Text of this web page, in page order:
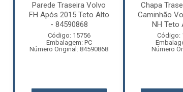
Parede Traseira Volvo
FH Após 2015 Teto Alto
- 84590868
Código: 15756
Embalagem: PC
Número Original: 84590868
Chapa
Caminhão
NH Teto
Código:
Número